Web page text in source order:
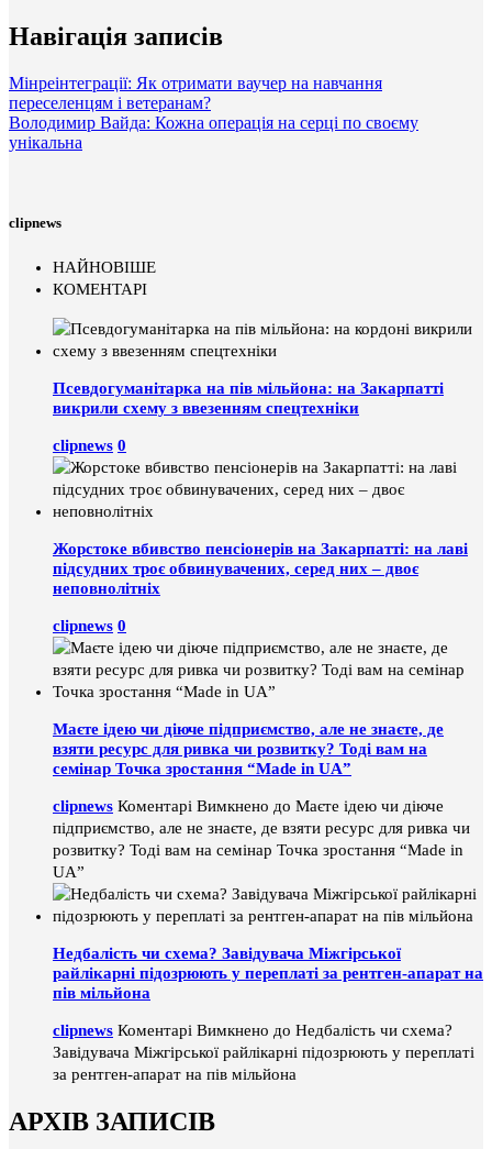
Навігація записів
Мінреінтеграції: Як отримати ваучер на навчання
переселенцям і ветеранам?
Володимир Вайда: Кожна операція на серці по своєму
унікальна
clipnews
НАЙНОВІШЕ
КОМЕНТАРІ
Псевдогуманітарка на пів мільйона: на Закарпатті
викрили схему з ввезенням спецтехніки
clipnews 0
Жорстоке вбивство пенсіонерів на Закарпатті: на лаві
підсудних троє обвинувачених, серед них – двоє
неповнолітніх
clipnews 0
Маєте ідею чи діюче підприємство, але не знаєте, де
взяти ресурс для ривка чи розвитку? Тоді вам на
семінар Точка зростання “Made in UA”
clipnews Коментарі Вимкнено до Маєте ідею чи діюче
підприємство, але не знаєте, де взяти ресурс для ривка чи
розвитку? Тоді вам на семінар Точка зростання “Made in
UA”
Недбалість чи схема? Завідувача Міжгірської
райлікарні підозрюють у переплаті за рентген-апарат на
пів мільйона
clipnews Коментарі Вимкнено до Недбалість чи схема?
Завідувача Міжгірської райлікарні підозрюють у переплаті
за рентген-апарат на пів мільйона
АРХІВ ЗАПИСІВ